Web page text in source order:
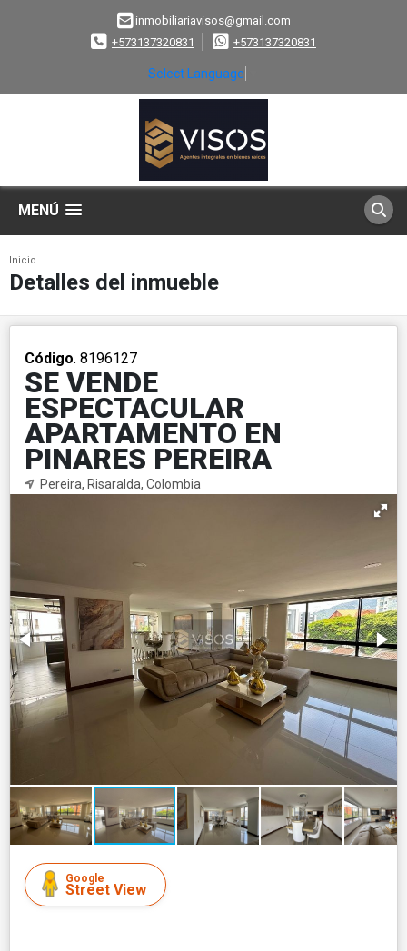
inmobiliariavisos@gmail.com
+573137320831
+573137320831
Select Language
MENÚ
Inicio
Detalles del inmueble
Código. 8196127
SE VENDE
ESPECTACULAR
APARTAMENTO EN
PINARES PEREIRA
Pereira, Risaralda, Colombia
Google
Street View